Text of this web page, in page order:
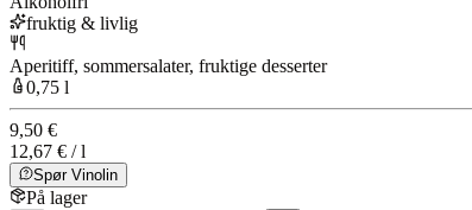
fruktig & livlig
Aperitiff, sommersalater, fruktige desserter
0,75 l
9,50 €
12,67 € / l
Spør Vinolin
På lager